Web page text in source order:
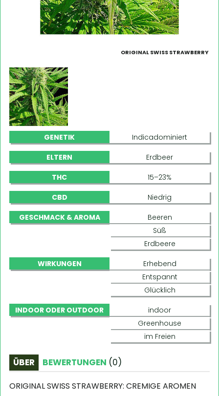
ORIGINAL SWISS STRAWBERRY
GENETIK Indicadominiert
ELTERN Erdbeer
THC 15–23%
CBD Niedrig
GESCHMACK & AROMA
Beeren
Süß
Erdbeere
WIRKUNGEN
Erhebend
Entspannt
Glücklich
INDOOR ODER OUTDOOR
indoor
Greenhouse
im Freien
ÜBER BEWERTUNGEN (0)
ORIGINAL SWISS STRAWBERRY: CREMIGE AROMEN